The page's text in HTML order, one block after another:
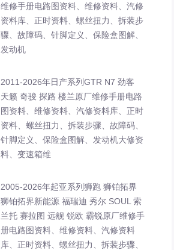
维修手册电路图资料、维修资料、汽修
资料库、正时资料、螺丝扭力、拆装步
骤、故障码、针脚定义、保险盒图解、
发动机
2011-2026年日产系列GTR N7 劲客
天籁 奇骏 探路 楼兰原厂维修手册电路
图资料、维修资料、汽修资料库、正时
资料、螺丝扭力、拆装步骤、故障码、
针脚定义、保险盒图解、发动机大修资
料、变速箱维
2005-2026年起亚系列狮跑 狮铂拓界
狮铂拓界新能源 福瑞迪 秀尔 SOUL 索
兰托 赛拉图 远舰 锐欧 霸锐原厂维修手
册电路图资料、维修资料、汽修资料
库、正时资料、螺丝扭力、拆装步骤、